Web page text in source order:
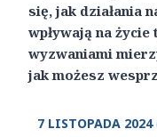
się, jak działania
wpływają na
wyzwaniami
jak możesz
7 LISTOPADA 2024